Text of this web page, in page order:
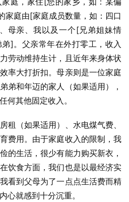
家庭由[家庭成员数量，如：四口
母亲、我以及一个[兄弟姐妹情
]。父亲常年在外打零工，收入
劳动维持生计，且近年来身体状
率大打折扣。母亲则是一位家庭
弟和年迈的家人（如果适用），
何其他固定收入。
租（如果适用）、水电煤气费、
费用。由于家庭收入的限制，我
的生活，很少有能力购买新衣，
饮食方面，我们也是以最经济实
看到父母为了一点点生活费而精
心就感到十分沉重。